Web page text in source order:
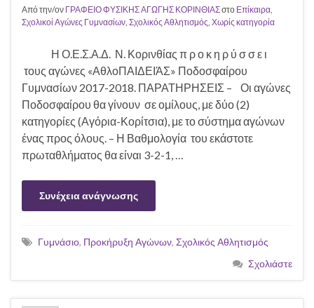
Από την/ον ΓΡΑΦΕΙΟ ΦΥΣΙΚΗΣ ΑΓΩΓΗΣ ΚΟΡΙΝΘΙΑΣστο Επίκαιρα
Σχολικοί Αγώνες Γυμνασίων Σχολικός Αθλητισμός Χωρίς κατηγορία
Η Ο.Ε.Σ.Α.Δ. Ν. Κορινθίας π ρ ο κ η ρ ύ σ σ ε ι
τους αγώνες «ΑθλοΠΑΙΔΕΙΆΣ» Ποδοσφαίρου
Γυμνασίων 2017-2018. ΠΑΡΑΤΗΡΗΣΕΙΣ – Οι αγώνες
Ποδοσφαίρου θα γίνουν σε ομίλους, με δύο (2)
κατηγορίες (Αγόρια-Κορίτσια), με το σύστημα αγώνων
ένας προς όλους. – Η Βαθμολογία του εκάστοτε
πρωταθλήματος θα είναι 3-2-1, …
Συνέχεια ανάγνωσης
Γυμνάσιο, Προκήρυξη Αγώνων, Σχολικός Αθλητισμός
Σχολιάστε